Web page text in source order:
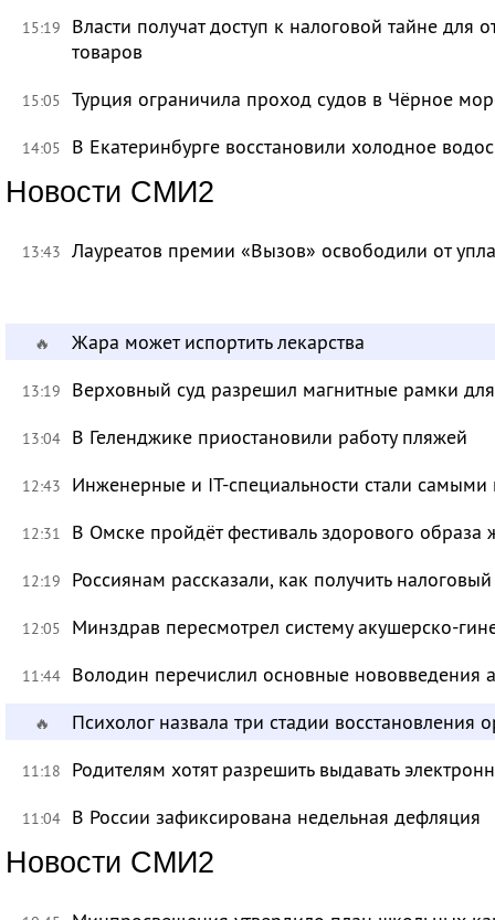
15:19
Власти получат доступ к налоговой тайне для
товаров
15:05 Турция ограничила проход судов в Чёрное
14:05 В Екатеринбурге восстановили холодное
Новости СМИ2
13:43 Лауреатов премии «Вызов» освободили от
🔥 Жара может испортить лекарства
13:19 Верховный суд разрешил магнитные рамки
13:04 В Геленджике приостановили работу пляжей
12:43 Инженерные и IT-специальности стали
12:31 В Омске пройдёт фестиваль здорового
12:19 Россиянам рассказали, как получить
12:05 Минздрав пересмотрел систему акушерско-
11:44 Володин перечислил основные нововведения
🔥 Психолог назвала три стадии восстановления
11:18 Родителям хотят разрешить выдавать
11:04 В России зафиксирована недельная дефляция
Новости СМИ2